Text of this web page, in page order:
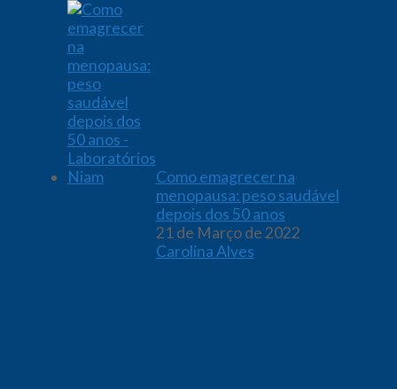
Como emagrecer na
menopausa: peso saudável
depois dos 50 anos
21 de Março de 2022
Carolina Alves